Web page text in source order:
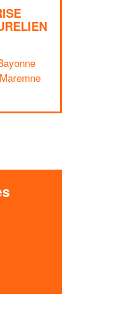
?
!
savoir plus